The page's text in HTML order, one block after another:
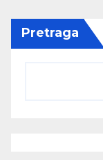
Pretraga